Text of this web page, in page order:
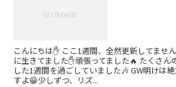
こんにちは✋ ここ1週間、全然更新してませ
に生きてました✋頑張ってました🔥 たくさ
した1週間を過ごしていました🎶 GW明けは
すよ😁少しずつ、リズ...